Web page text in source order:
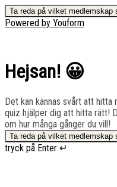
Ta reda på vilket medlemskap
Powered by Youform
Hejsan! 😀
Det kan kännas svårt att
quiz hjälper dig att hitta rätt!
om hur många gånger du vill!
Ta reda på vilket medlemskap
tryck på Enter ↵